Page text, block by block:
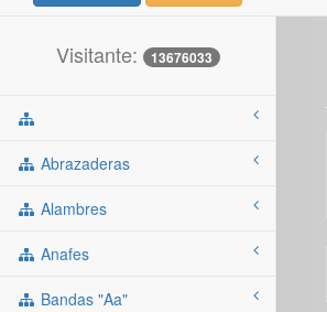
Visitante: 13676033
Abrazaderas
Alambres
Anafes
Bandas "aa"